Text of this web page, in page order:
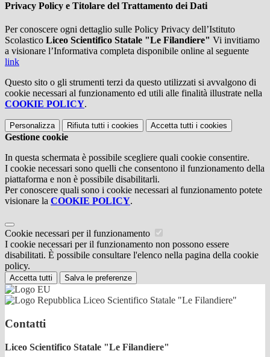
Privacy Policy e Titolare del Trattamento dei Dati
Per conoscere ogni dettaglio sulle Policy Privacy dell’Istituto
Scolastico Liceo Scientifico Statale "Le Filandiere" Vi invitiamo
a visionare l’Informativa completa disponibile online al seguente
link
Questo sito o gli strumenti terzi da questo utilizzati si avvalgono di
cookie necessari al funzionamento ed utili alle finalità illustrate nella
COOKIE POLICY.
Personalizza Rifiuta tutti i cookies Accetta tutti i cookies
Gestione cookie
In questa schermata è possibile scegliere quali cookie consentire.
I cookie necessari sono quelli che consentono il funzionamento della
piattaforma e non è possibile disabilitarli.
Per conoscere quali sono i cookie necessari al funzionamento potete
visionare la COOKIE POLICY.
Cookie necessari per il funzionamento
I cookie necessari per il funzionamento non possono essere
disabilitati. È possibile consultare l'elenco nella pagina della cookie
policy.
Accetta tutti Salva le preferenze
Liceo Scientifico Statale "Le Filandiere"
Contatti
Liceo Scientifico Statale "Le Filandiere"